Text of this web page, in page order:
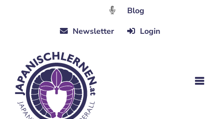
Blog
Newsletter
Login